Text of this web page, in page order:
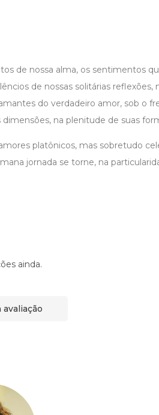
de nossa alma, os sentimentos
de nossas solitárias reflexões,
do verdadeiro amor, sob o
na plenitude de suas
platônicos, mas sobretudo
jornada se torne, na
ainda.